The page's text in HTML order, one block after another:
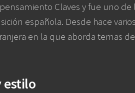
Claves y fue uno
española. Desde hace
en la que aborda temas
estilo